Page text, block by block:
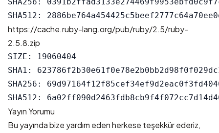
https://cache.ruby-lang.org/pub/ruby/2.5/ruby-
2.5.8.zip
SIZE: 19060404
SHA1:
SHA256:
Yayın Yorumu
Bu yayında bize yardım eden herkese teşekkür ederiz,